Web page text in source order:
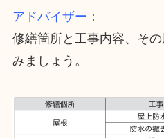
アドバイザー：
修繕箇所と工事内容、そ
みましょう。